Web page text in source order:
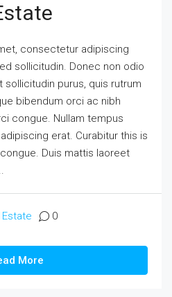
consectetur adipiscing
sollicitudin. Donec non odio
sollicitudin purus, quis rutrum
bibendum orci ac nibh
congue. Nullam tempus
erat. Curabitur this is
Duis mattis laoreet
Estate 0
More